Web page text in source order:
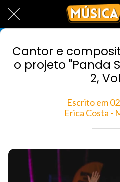
Cantor e
o projeto "Panda
2,
Escrito em
Erica Costa -